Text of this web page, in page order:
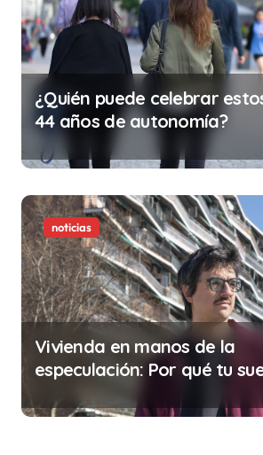
¿Quién puede celebrar
44 años de autonomía?
noticias
Vivienda en manos de la
especulación: Por qué tu